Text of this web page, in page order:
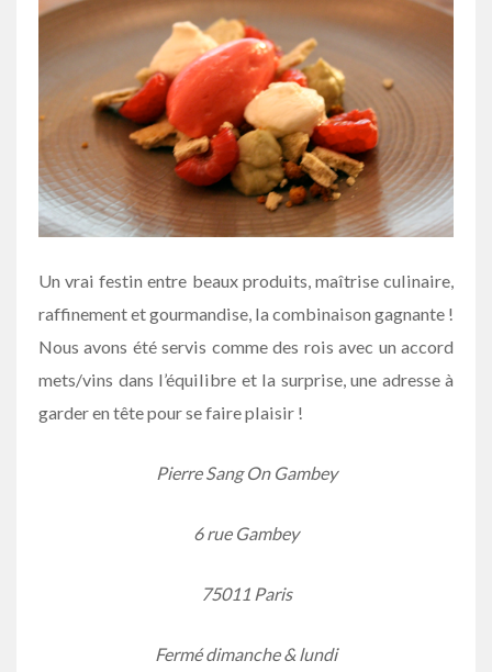
Un vrai festin entre beaux produits, maîtrise culinaire,
raffinement et gourmandise, la combinaison gagnante !
Nous avons été servis comme des rois avec un accord
mets/vins dans l’équilibre et la surprise, une adresse à
garder en tête pour se faire plaisir !
Pierre Sang On Gambey
6 rue Gambey
75011 Paris
Fermé dimanche & lundi